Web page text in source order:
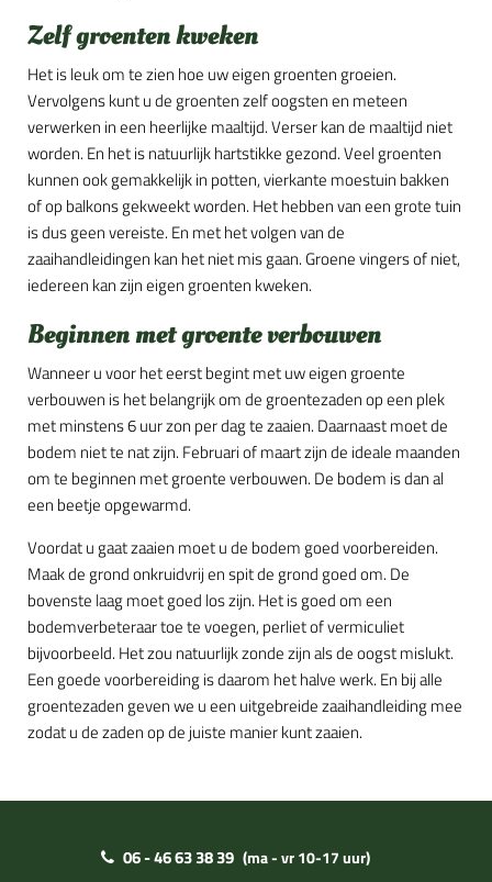
Zelf groenten kweken
Het is leuk om te zien hoe uw eigen groenten groeien.
Vervolgens kunt u de groenten zelf oogsten en meteen
verwerken in een heerlijke maaltijd. Verser kan de maaltijd niet
worden. En het is natuurlijk hartstikke gezond. Veel groenten
kunnen ook gemakkelijk in potten, vierkante moestuin bakken
of op balkons gekweekt worden. Het hebben van een grote tuin
is dus geen vereiste. En met het volgen van de
zaaihandleidingen kan het niet mis gaan. Groene vingers of niet,
iedereen kan zijn eigen groenten kweken.
Beginnen met groente verbouwen
Wanneer u voor het eerst begint met uw eigen groente
verbouwen is het belangrijk om de groentezaden op een plek
met minstens 6 uur zon per dag te zaaien. Daarnaast moet de
bodem niet te nat zijn. Februari of maart zijn de ideale maanden
om te beginnen met groente verbouwen. De bodem is dan al
een beetje opgewarmd.
Voordat u gaat zaaien moet u de bodem goed voorbereiden.
Maak de grond onkruidvrij en spit de grond goed om. De
bovenste laag moet goed los zijn. Het is goed om een
bodemverbeteraar toe te voegen, perliet of vermiculiet
bijvoorbeeld. Het zou natuurlijk zonde zijn als de oogst mislukt.
Een goede voorbereiding is daarom het halve werk. En bij alle
groentezaden geven we u een uitgebreide zaaihandleiding mee
zodat u de zaden op de juiste manier kunt zaaien.
06 - 46 63 38 39 (ma - vr 10-17 uur)